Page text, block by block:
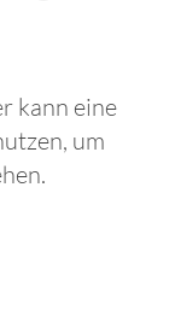
kann eine
um